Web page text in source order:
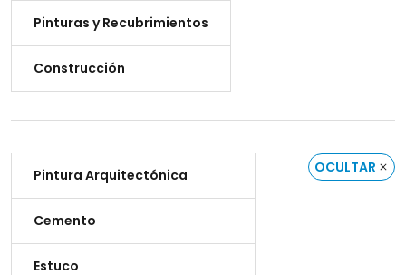
Pinturas y Recubrimientos
Construcción
OCULTAR
Pintura Arquitectónica
Cemento
Estuco